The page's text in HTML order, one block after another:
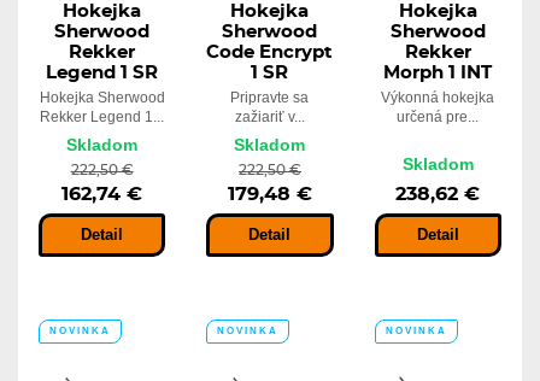
Hokejka
Sherwood
Rekker
Legend 1 SR
Hokejka Sherwood
Rekker Legend 1...
Skladom
222,50 €
162,74 €
Detail
Hokejka
Sherwood
Code Encrypt
1 SR
Pripravte sa
zažiariť v...
Skladom
222,50 €
179,48 €
Detail
Hokejka
Sherwood
Rekker
Morph 1 INT
Výkonná hokejka
určená pre...
Skladom
238,62 €
Detail
NOVINKA NOVINKA NOVINKA